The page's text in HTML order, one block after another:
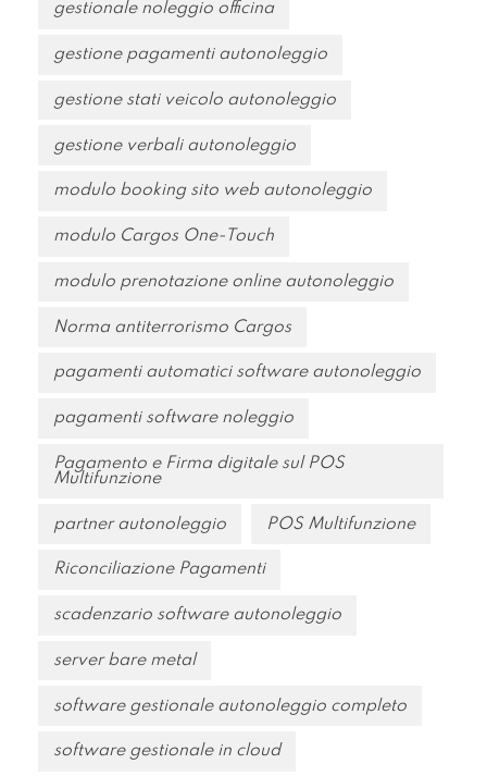
gestionale noleggio officina
gestione pagamenti autonoleggio
gestione stati veicolo autonoleggio
gestione verbali autonoleggio
modulo booking sito web autonoleggio
modulo Cargos One-Touch
modulo prenotazione online autonoleggio
Norma antiterrorismo Cargos
pagamenti automatici software autonoleggio
pagamenti software noleggio
Pagamento e Firma digitale sul POS
Multifunzione
partner autonoleggio POS Multifunzione
Riconciliazione Pagamenti
scadenzario software autonoleggio
server bare metal
software gestionale autonoleggio completo
software gestionale in cloud